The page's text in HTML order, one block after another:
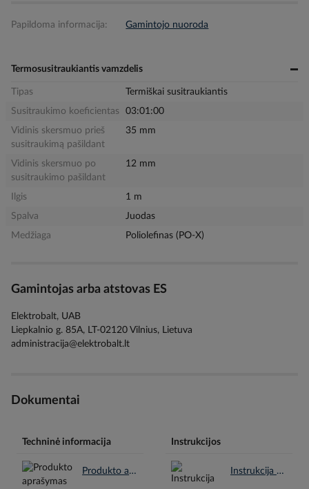
Papildoma informacija: Gamintojo nuoroda
Termosusitraukiantis vamzdelis
Tipas
Termiškai susitraukiantis
Susitraukimo koeficientas
03:01:00
Vidinis skersmuo prieš
susitraukimą pašildant
35 mm
Vidinis skersmuo po
susitraukimo pašildant
12 mm
Ilgis
1 m
Spalva
Juodas
Medžiaga
Poliolefinas (PO-X)
Gamintojas arba atstovas ES
Elektrobalt, UAB
Liepkalnio g. 85A, LT-02120 Vilnius, Lietuva
administracija@elektrobalt.lt
Dokumentai
Techninė informacija
Produkto aprašymas en.pdf
Instrukcijos
Instrukcija en.pdf